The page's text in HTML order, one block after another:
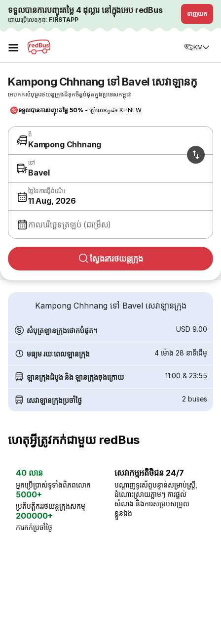
ទទួលបានការបញ្ចុះតម្លៃ 4 ដុល្លារ នៅក្នុងអេប redBus
ដោយប្រើលេខកូដ: FIRSTAPP
ទាញយក
☰ KM
Kampong Chhnang ទៅ Bavel សេវាឡានក្
អេបកក់សំបុត្ររថយន្តក្រុងដ៏ទុកចិត្តបំផុតក្នុងប្រទេសកម្ពុជា
ទទួលបានការបញ្ចុះតម្លៃ 50% - ប្រើលេខកូដ៖ KHNEW
ពី
Kampong Chhnang
ទៅ
Bavel
ថ្ងៃនៃការធ្វើដំណើរ
11 Aug, 2026
កាលបរិច្ឆេទត្រឡប់ (ជម្រើស)
ស្វែងរករថយន្តក្រុង
Kampong Chhnang ទៅ Bavel សេវាឡានក្រុង
សំបុត្រឡានក្រុងថោកបំផុត។ USD 9.00
មធ្យម រយៈពេលឡានក្រុង 4 ម៉ោង 28 នាទី​ដើម្
ឡានក្រុងដំបូង និង ឡានក្រុងចុងក្រោយ 11:00 & 23:55
សេវាឡានក្រុងប្រចាំថ្ងៃ 2 buses
ហេតុអ្វីត្រូវកក់ជាមួយ redBus
40 លាន
អ្នកប្រើប្រាស់ទូទាំងពិភពលោក
5000+
ប្រតិបត្តិកររថយន្តក្រុងសកម្ម
200000+
ការកក់ប្រចាំថ្ងៃ
សេវាកម្មអតិថិជន 24/7
បណ្តាញទូរស័ព្ទបន្ទាន់សម្រាប់ស្ត្រី,
ដំណោះស្រាយភ្លាមៗ ការផ្តល់
សំណង និងការសម្របសម្រួល
ខ្លួនឯង